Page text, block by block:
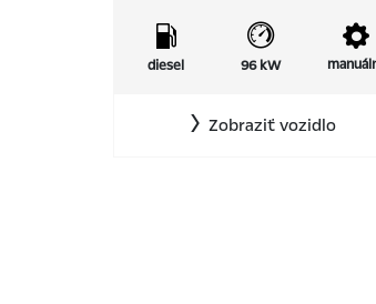
diesel 96 kW
Zobraziť vozidlo